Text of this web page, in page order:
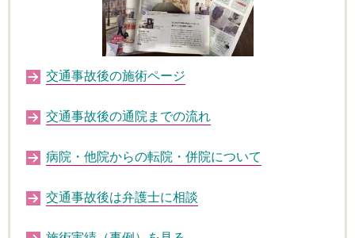
交通事故後の施術ページ
交通事故後の通院までの流れ
病院・他院からの転院・併院について
交通事故後は弁護士に相談